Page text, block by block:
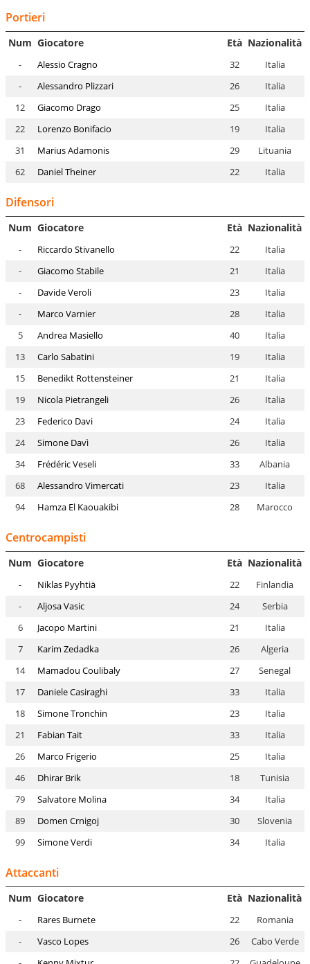
Portieri
Num Giocatore Età Nazionalità
- Alessio Cragno 32
Italia
-
Alessandro Plizzari 26
Italia
12
Giacomo Drago 25
Italia
22
Lorenzo Bonifacio 19
Italia
31
Marius Adamonis 29
Lituania
62
Daniel Theiner 22 Italia
Difensori
Num Giocatore Età Nazionalità
- Riccardo Stivanello 22
Italia
-
Giacomo Stabile 21
Italia
-
Davide Veroli 23
Italia
-
Marco Varnier 28
Italia
5
Andrea Masiello 40
Italia
13
Carlo Sabatini 19
Italia
15
Benedikt Rottensteiner 21
Italia
19
Nicola Pietrangeli 26
Italia
23
Federico Davi 24
Italia
24
Simone Davì 26
Italia
34
Frédéric Veseli 33
Albania
68
Alessandro Vimercati 23
Italia
94
Hamza El Kaouakibi 28 Marocco
Centrocampisti
Num Giocatore Età Nazionalità
- Niklas Pyyhtiä 22
Finlandia
-
Aljosa Vasic 24
Serbia
6
Jacopo Martini 21
Italia
7
Karim Zedadka 26
Algeria
14
Mamadou Coulibaly 27
Senegal
17
Daniele Casiraghi 33
Italia
18
Simone Tronchin 23
Italia
21
Fabian Tait 33
Italia
26
Marco Frigerio 25
Italia
46
Dhirar Brik 18
Tunisia
79
Salvatore Molina 34
Italia
89
Domen Crnigoj 30
Slovenia
99
Simone Verdi 34 Italia
Attaccanti
Num Giocatore Età Nazionalità
- Rares Burnete 22
Romania
-
Vasco Lopes 26
Cabo Verde